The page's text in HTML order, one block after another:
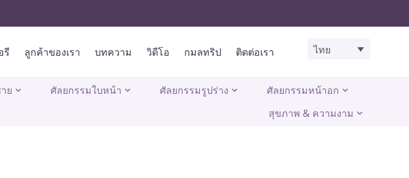
รี ลูกค้าของเรา บทความ วิดีโอ กมลทริป ติดต่อเรา ไทย
ย ศัลยกรรมใบหน้า ศัลยกรรมรูปร่าง
ศัลยกรรมหน้าอก
สุขภาพ & ความงาม